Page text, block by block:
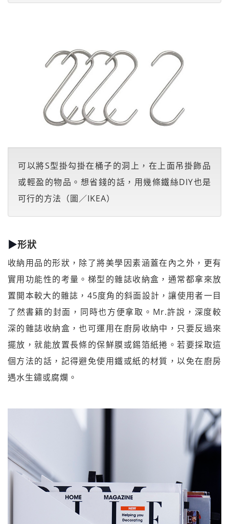
可以將S型掛勾掛在桶子的洞上，在上面吊掛飾品
或輕盈的物品。想省錢的話，用幾條鐵絲DIY也是
可行的方法（圖／IKEA）
▶形狀
收納用品的形狀，除了將美學因素涵蓋在內之外，更有
實用功能性的考量。梯型的雜誌收納盒，通常都拿來放
置開本較大的雜誌，45度角的斜面設計，讓使用者一目
了然書籍的封面，同時也方便拿取。Mr.許說，深度較
深的雜誌收納盒，也可運用在廚房收納中，只要反過來
擺放，就能放置長條的保鮮膜或錫箔紙捲。若要採取這
個方法的話，記得避免使用鐵或紙的材質，以免在廚房
遇水生鏽或腐爛。